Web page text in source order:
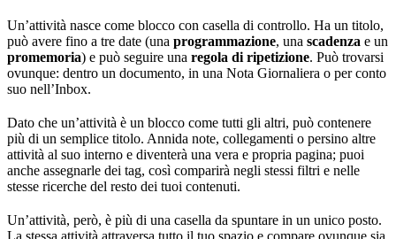
Un’attività nasce come blocco con casella di controllo. Ha un titolo,
può avere fino a tre date (una programmazione, una scadenza e un
promemoria) e può seguire una regola di ripetizione. Può trovarsi
ovunque: dentro un documento, in una Nota Giornaliera o per conto
suo nell’Inbox.
Dato che un’attività è un blocco come tutti gli altri, può contenere
più di un semplice titolo. Annida note, collegamenti o persino altre
attività al suo interno e diventerà una vera e propria pagina; puoi
anche assegnarle dei tag, così comparirà negli stessi filtri e nelle
stesse ricerche del resto dei tuoi contenuti.
Un’attività, però, è più di una casella da spuntare in un unico posto.
La stessa attività attraversa tutto il tuo spazio e compare ovunque sia